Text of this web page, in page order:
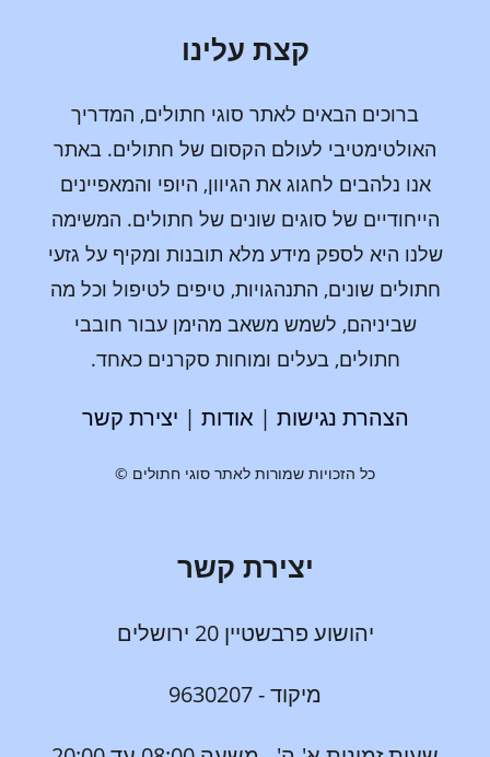
קצת עלינו
ברוכים הבאים לאתר סוגי חתולים, המדריך
האולטימטיבי לעולם הקסום של חתולים. באתר
אנו נלהבים לחגוג את הגיוון, היופי והמאפיינים
הייחודיים של סוגים שונים של חתולים. המשימה
שלנו היא לספק מידע מלא תובנות ומקיף על גזעי
חתולים שונים, התנהגויות, טיפים לטיפול וכל מה
שביניהם, לשמש משאב מהימן עבור חובבי
חתולים, בעלים ומוחות סקרנים כאחד.
הצהרת נגישות| אודות| יצירת קשר
כל הזכויות שמורות לאתר סוגי חתולים ©
יצירת קשר
יהושוע פרבשטיין 20 ירושלים
מיקוד - 9630207